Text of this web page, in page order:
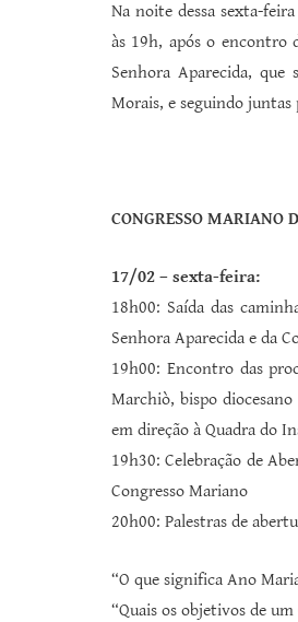
Na noite dessa sexta-
às 19h, após o encontro
Senhora Aparecida, que
Morais, e seguindo juntas
CONGRESSO MARIANO
17/02 – sexta-feira:
18h00: Saída das
Senhora Aparecida e da
19h00: Encontro das
Marchiò, bispo
em direção à Quadra do
19h30: Celebração de
Congresso Mariano
20h00: Palestras de
“O que significa Ano
“Quais os objetivos de